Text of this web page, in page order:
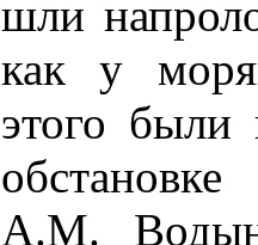
шли
как у
этого были
А.М.